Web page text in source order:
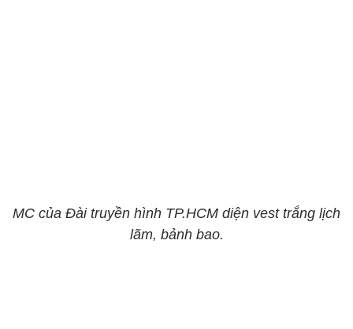
MC của Đài truyền hình TP.HCM diện vest trắng lịch
lãm, bảnh bao.